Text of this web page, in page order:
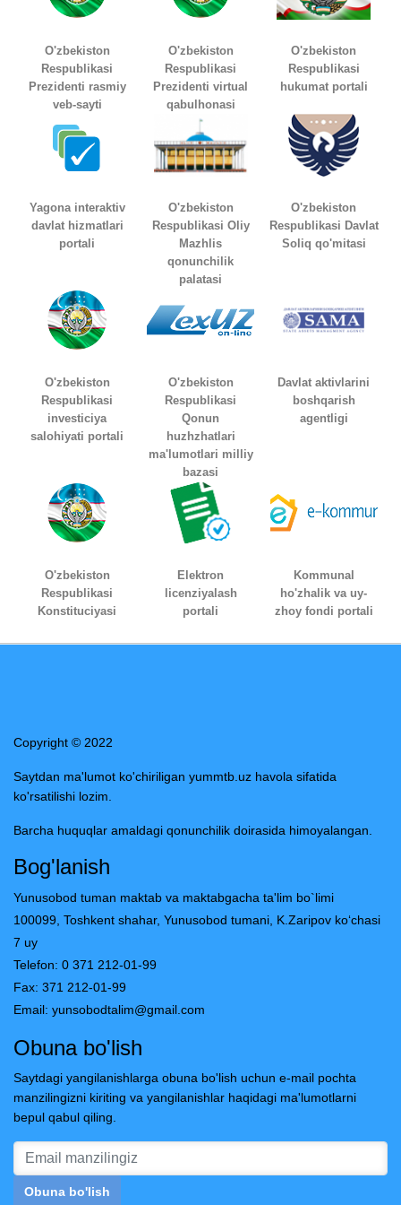
O'zbekiston
Respublikasi
Prezidenti rasmiy
veb-sayti
O'zbekiston
Respublikasi
Prezidenti virtual
qabulhonasi
O'zbekiston
Respublikasi
hukumat portali
Yagona interaktiv
davlat hizmatlari
portali
O'zbekiston
Respublikasi Oliy
Mazhlis
qonunchilik
palatasi
O'zbekiston
Respublikasi Davlat
Soliq qo'mitasi
O'zbekiston
Respublikasi
investiciya
salohiyati portali
O'zbekiston
Respublikasi
Qonun
huzhzhatlari
ma'lumotlari milliy
bazasi
Davlat aktivlarini
boshqarish
agentligi
O'zbekiston
Respublikasi
Konstituciyasi
Elektron
licenziyalash
portali
Kommunal
ho'zhalik va uy-
zhoy fondi portali
Copyright © 2022
Saytdan ma'lumot ko'chiriligan yummtb.uz havola sifatida
ko'rsatilishi lozim.
Barcha huquqlar amaldagi qonunchilik doirasida himoyalangan.
Bog'lanish
Yunusobod tuman maktab va maktabgacha ta'lim bo`limi
100099, Toshkent shahar, Yunusobod tumani, K.Zaripov ko‘chasi
7 uy
Telefon: 0 371 212-01-99
Fax: 371 212-01-99
Email: yunsobodtalim@gmail.com
Obuna bo'lish
Saytdagi yangilanishlarga obuna bo'lish uchun e-mail pochta
manzilingizni kiriting va yangilanishlar haqidagi ma'lumotlarni
bepul qabul qiling.
Obuna bo'lish